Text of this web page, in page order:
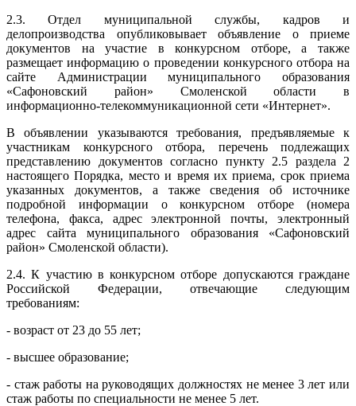
2.3. Отдел муниципальной службы, кадров и
делопроизводства опубликовывает объявление о приеме
документов на участие в конкурсном отборе, а также
размещает информацию о проведении конкурсного отбора на
сайте Администрации муниципального образования
«Сафоновский район» Смоленской области в
информационно-телекоммуникационной сети «Интернет».
В объявлении указываются требования, предъявляемые к
участникам конкурсного отбора, перечень подлежащих
представлению документов согласно пункту 2.5 раздела 2
настоящего Порядка, место и время их приема, срок приема
указанных документов, а также сведения об источнике
подробной информации о конкурсном отборе (номера
телефона, факса, адрес электронной почты, электронный
адрес сайта муниципального образования «Сафоновский
район» Смоленской области).
2.4. К участию в конкурсном отборе допускаются граждане
Российской Федерации, отвечающие следующим
требованиям:
- возраст от 23 до 55 лет;
- высшее образование;
- стаж работы на руководящих должностях не менее 3 лет или
стаж работы по специальности не менее 5 лет.